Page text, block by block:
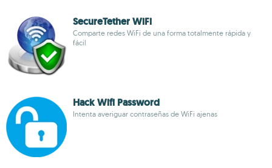
SecureTether WiFi
Comparte redes WiFi de una forma totalmente rápida y
fácil
Hack Wifi Password
Intenta averiguar contraseñas de WiFi ajenas